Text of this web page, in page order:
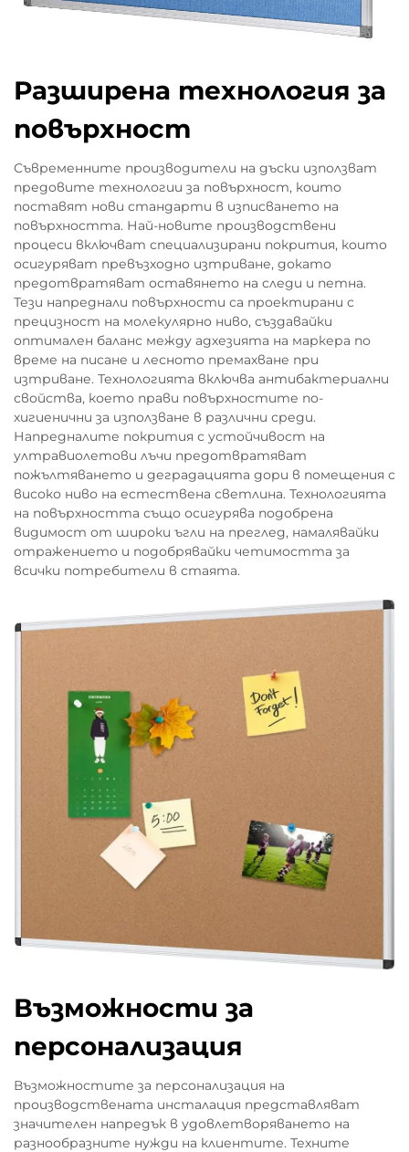
Разширена технология за
повърхност
Съвременните производители на дъски използват
предовите технологии за повърхност, които
поставят нови стандарти в изписването на
повърхността. Най-новите производствени
процеси включват специализирани покрития, които
осигуряват превъзходно изтриване, докато
предотвратяват оставянето на следи и петна.
Тези напреднали повърхности са проектирани с
прецизност на молекулярно ниво, създавайки
оптимален баланс между адхезията на маркера по
време на писане и лесното премахване при
изтриване. Технологията включва антибактериални
свойства, което прави повърхностите по-
хигиенични за използване в различни среди.
Напредналите покрития с устойчивост на
ултравиолетови лъчи предотвратяват
пожълтяването и деградацията дори в помещения с
високо ниво на естествена светлина. Технологията
на повърхността също осигурява подобрена
видимост от широки ъгли на преглед, намалявайки
отражението и подобрявайки четимостта за
всички потребители в стаята.
Възможности за
персонализация
Възможностите за персонализация на
производствената инсталация представляват
значителен напредък в удовлетворяването на
разнообразните нужди на клиентите. Техните